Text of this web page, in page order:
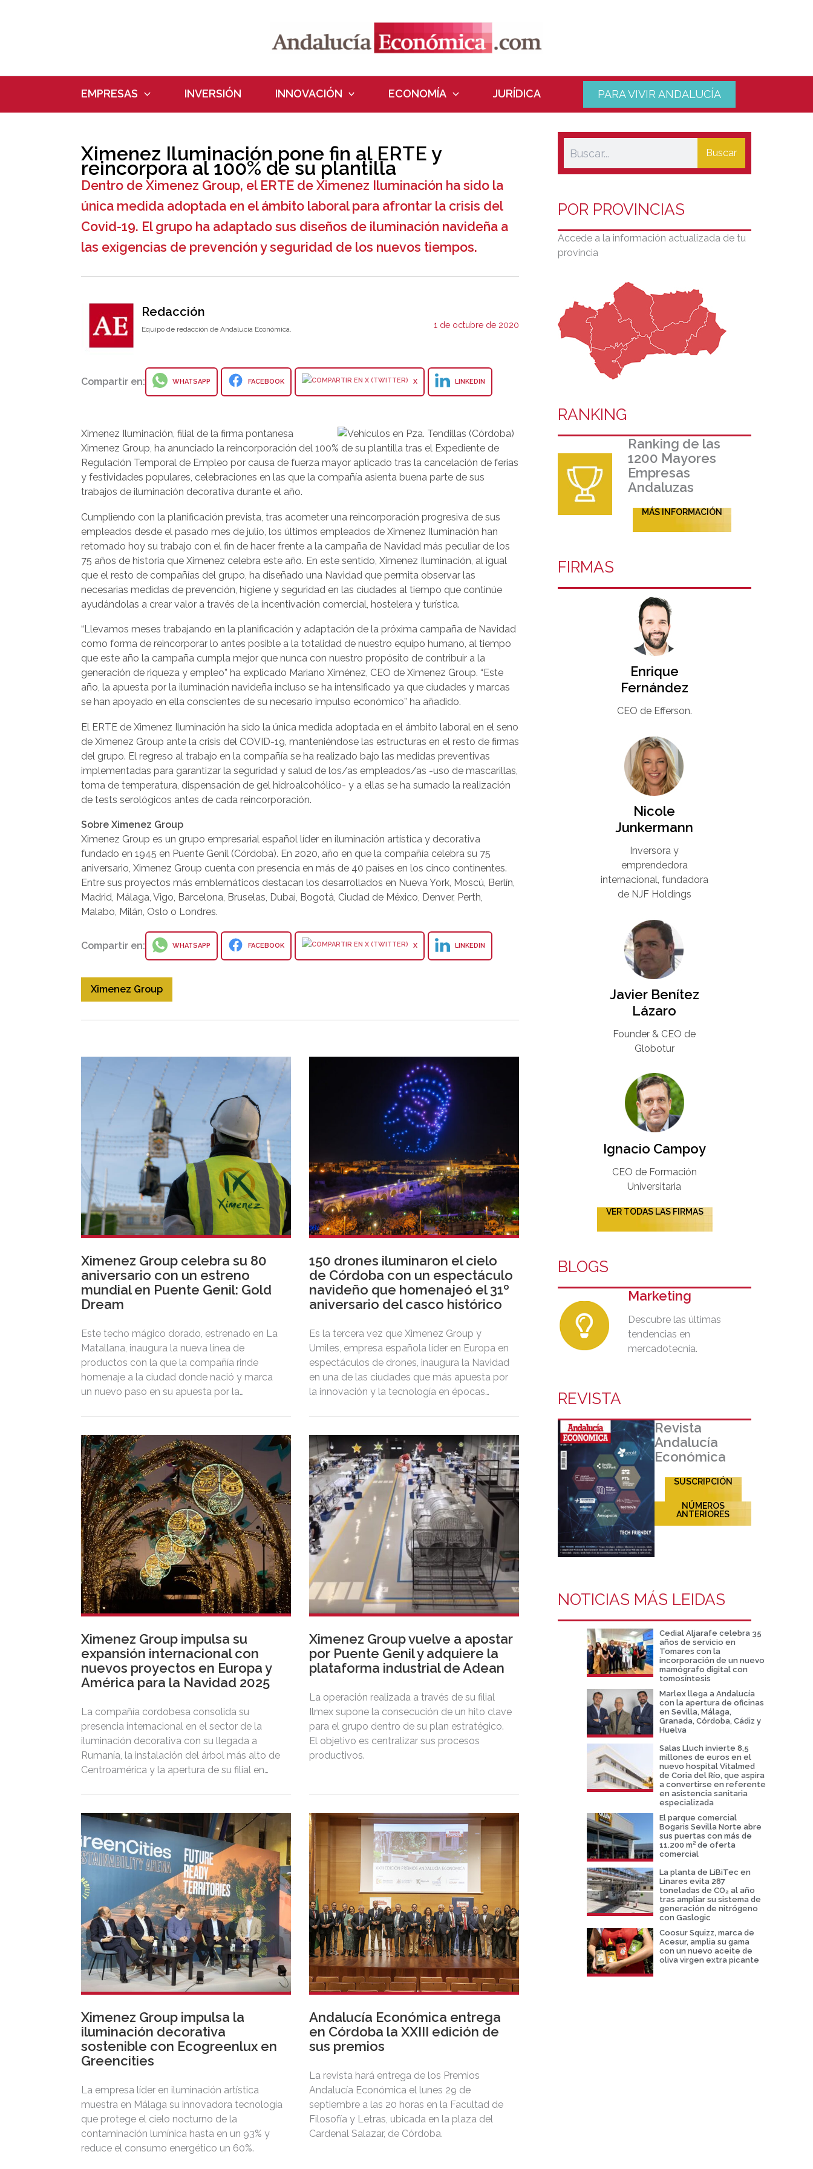
EMPRESAS INVERSIÓN INNOVACIÓN ECONOMÍA JURÍDICA PARA VIVIR ANDALUCÍA
Ximenez Iluminación pone fin al ERTE y
reincorpora al 100% de su plantilla
Dentro de Ximenez Group, el ERTE de Ximenez Iluminación ha sido la
única medida adoptada en el ámbito laboral para afrontar la crisis del
Covid-19. El grupo ha adaptado sus diseños de iluminación navideña a
las exigencias de prevención y seguridad de los nuevos tiempos.
Redacción
Equipo de redacción de Andalucía Económica. 1 de octubre de 2020
Compartir en: WHATSAPP FACEBOOK X LINKEDIN
Ximenez Iluminación, filial de la firma pontanesa
Ximenez Group, ha anunciado la reincorporación del 100% de su plantilla tras el Expediente de
Regulación Temporal de Empleo por causa de fuerza mayor aplicado tras la cancelación de ferias
y festividades populares, celebraciones en las que la compañía asienta buena parte de sus
trabajos de iluminación decorativa durante el año.
Cumpliendo con la planificación prevista, tras acometer una reincorporación progresiva de sus
empleados desde el pasado mes de julio, los últimos empleados de Ximenez Iluminación han
retomado hoy su trabajo con el fin de hacer frente a la campaña de Navidad más peculiar de los
75 años de historia que Ximenez celebra este año. En este sentido, Ximenez Iluminación, al igual
que el resto de compañías del grupo, ha diseñado una Navidad que permita observar las
necesarias medidas de prevención, higiene y seguridad en las ciudades al tiempo que continúe
ayudándolas a crear valor a través de la incentivación comercial, hostelera y turística.
“Llevamos meses trabajando en la planificación y adaptación de la próxima campaña de Navidad
como forma de reincorporar lo antes posible a la totalidad de nuestro equipo humano, al tiempo
que este año la campaña cumpla mejor que nunca con nuestro propósito de contribuir a la
generación de riqueza y empleo” ha explicado Mariano Ximénez, CEO de Ximenez Group. “Este
año, la apuesta por la iluminación navideña incluso se ha intensificado ya que ciudades y marcas
se han apoyado en ella conscientes de su necesario impulso económico” ha añadido.
El ERTE de Ximenez Iluminación ha sido la única medida adoptada en el ámbito laboral en el seno
de Ximenez Group ante la crisis del COVID-19, manteniéndose las estructuras en el resto de firmas
del grupo. El regreso al trabajo en la compañía se ha realizado bajo las medidas preventivas
implementadas para garantizar la seguridad y salud de los/as empleados/as -uso de mascarillas,
toma de temperatura, dispensación de gel hidroalcohólico- y a ellas se ha sumado la realización
de tests serológicos antes de cada reincorporación.
Sobre Ximenez Group
Ximenez Group es un grupo empresarial español líder en iluminación artística y decorativa
fundado en 1945 en Puente Genil (Córdoba). En 2020, año en que la compañía celebra su 75
aniversario, Ximenez Group cuenta con presencia en más de 40 países en los cinco continentes.
Entre sus proyectos más emblemáticos destacan los desarrollados en Nueva York, Moscú, Berlín,
Madrid, Málaga, Vigo, Barcelona, Bruselas, Dubai, Bogotá, Ciudad de México, Denver, Perth,
Malabo, Milán, Oslo o Londres.
Compartir en: WHATSAPP FACEBOOK X LINKEDIN
Ximenez Group
Ximenez Group celebra su 80
aniversario con un estreno
mundial en Puente Genil: Gold
Dream
Este techo mágico dorado, estrenado en La
Matallana, inaugura la nueva línea de
productos con la que la compañía rinde
homenaje a la ciudad donde nació y marca
un nuevo paso en su apuesta por la
Puente Genil con la recreación de la estrella
que su fundador diseñó hace 80 años y que
dio nacimiento a la compañía.
150 drones iluminaron el cielo
de Córdoba con un espectáculo
navideño que homenajeó el 31º
aniversario del casco histórico
Es la tercera vez que Ximenez Group y
Umiles, empresa española líder en Europa en
espectáculos de drones, inaugura la Navidad
en una de las ciudades que más apuesta por
la innovación y la tecnología en épocas
artística, ha hecho de este espectáculo una
experiencia inmersiva y sostenible que
impulsa la programación navideña en la
ciudad.
Ximenez Group impulsa su
expansión internacional con
nuevos proyectos en Europa y
América para la Navidad 2025
La compañía cordobesa consolida su
presencia internacional en el sector de la
iluminación decorativa con su llegada a
Rumanía, la instalación del árbol más alto de
Centroamérica y la apertura de su filial en
Ximenez Group vuelve a apostar
por Puente Genil y adquiere la
plataforma industrial de Adean
La operación realizada a través de su filial
Ilmex supone la consecución de un hito clave
para el grupo dentro de su plan estratégico.
El objetivo es centralizar sus procesos
productivos.
Ximenez Group impulsa la
iluminación decorativa
sostenible con Ecogreenlux en
Greencities
La empresa líder en iluminación artística
muestra en Málaga su innovadora tecnología
que protege el cielo nocturno de la
contaminación lumínica hasta en un 93% y
reduce el consumo energético un 60%.
Andalucía Económica entrega
en Córdoba la XXIII edición de
sus premios
La revista hará entrega de los Premios
Andalucía Económica el lunes 29 de
septiembre a las 20 horas en la Facultad de
Filosofía y Letras, ubicada en la plaza del
Cardenal Salazar, de Córdoba.
Buscar
POR PROVINCIAS
Accede a la información actualizada de tu
provincia
RANKING
Ranking de las
1200 Mayores
Empresas
Andaluzas
MÁS INFORMACIÓN
FIRMAS
Enrique
Fernández
CEO de Efferson.
Nicole
Junkermann​
Inversora y
emprendedora
internacional, fundadora
de NJF Holdings
Javier Benítez
Lázaro
Founder & CEO de
Globotur​
Ignacio Campoy​
CEO de Formación
Universitaria​
VER TODAS LAS FIRMAS
BLOGS
Marketing
Descubre las últimas
tendencias en
mercadotecnia.
REVISTA
Revista
Andalucía
Económica
SUSCRIPCIÓN
NÚMEROS
ANTERIORES
NOTICIAS MÁS LEIDAS
Cedial Aljarafe celebra 35
años de servicio en
Tomares con la
incorporación de un nuevo
mamógrafo digital con
tomosíntesis
Marlex llega a Andalucía
con la apertura de oficinas
en Sevilla, Málaga,
Granada, Córdoba, Cádiz y
Huelva
Salas Lluch invierte 8,5
millones de euros en el
nuevo hospital Vitalmed
de Coria del Río, que aspira
a convertirse en referente
en asistencia sanitaria
especializada
El parque comercial
Bogaris Sevilla Norte abre
sus puertas con más de
11.200 m² de oferta
comercial
La planta de LiBiTec en
Linares evita 287
toneladas de CO₂ al año
tras ampliar su sistema de
generación de nitrógeno
con Gaslogic
Coosur Squizz, marca de
Acesur, amplia su gama
con un nuevo aceite de
oliva virgen extra picante